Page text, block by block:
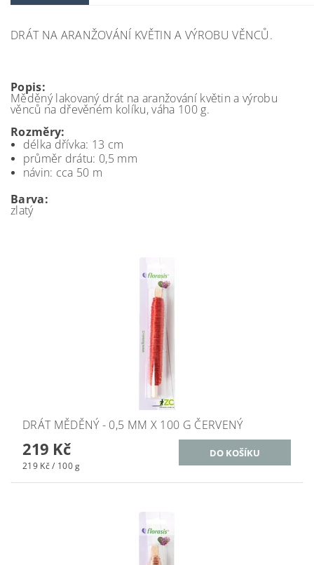
DRÁT NA ARANŽOVÁNÍ KVĚTIN A VÝROBU VĚNCŮ.
Popis:
Měděný lakovaný drát na aranžování květin a výrobu
věnců na dřevěném kolíku, váha 100 g.
Rozměry:
délka dřívka: 13 cm
průměr drátu: 0,5 mm
návin: cca 50 m
Barva:
zlatý
DRÁT MĚDĚNÝ - 0,5 MM X 100 G ČERVENÝ
219 Kč
219 Kč / 100 g